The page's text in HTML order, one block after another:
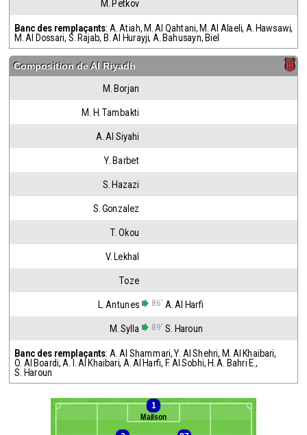
M. Petkov
Banc des remplaçants: A. Atiah, M. Al Qahtani, M. Al Alaeli, A. Hawsawi,
M. Al Dossari, S. Rajab, B. Al Hurayji, A. Bahusayn, Biel
Composition deAl Riyadh
M. Borjan
M. H. Tambakti
A. Al Siyahi
Y. Barbet
S. Hazazi
S. Gonzalez
T. Okou
V. Lekhal
Toze
L. Antunes 86' A. Al Harfi
M. Sylla 89' S. Haroun
Banc des remplaçants: A. Al Shammari,Y. Al Shehri, M. Al Khaibari,
O. Al Boardi, A. I. Al Khaibari, A. Al Harfi, F. Al Sobhi, H. A. Bahri E.,
S. Haroun